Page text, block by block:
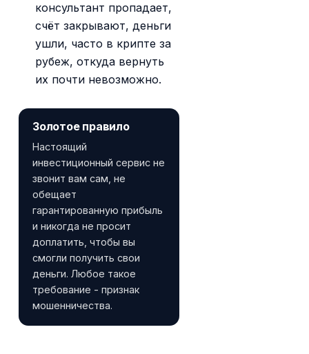
консультант пропадает,
счёт закрывают, деньги
ушли, часто в крипте за
рубеж, откуда вернуть
их почти невозможно.
Золотое правило
Настоящий
инвестиционный сервис не
звонит вам сам, не
обещает
гарантированную прибыль
и никогда не просит
доплатить, чтобы вы
смогли получить свои
деньги. Любое такое
требование - признак
мошенничества.